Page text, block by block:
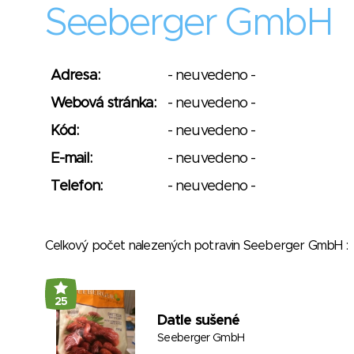
Seeberger GmbH
Adresa:
- neuvedeno -
Webová stránka:
- neuvedeno -
Kód:
- neuvedeno -
E-mail:
- neuvedeno -
Telefon:
- neuvedeno -
Celkový počet nalezených potravin Seeberger
25
Datle sušené
Seeberger GmbH